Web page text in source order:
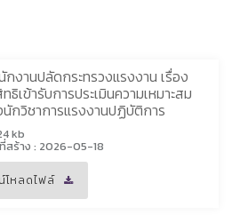
กงานปลัดกระทรวงแรงงาน เรื่อง
เข้ารับการประเมินความเหมาะสม
กวิชาการแรงงานปฏิบัติการ
kb
สร้าง : 2026-05-18
โหลดไฟล์